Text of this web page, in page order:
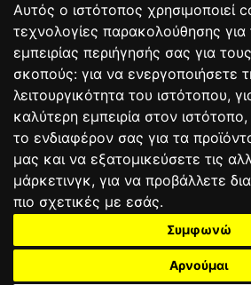
Αυτός ο ιστότοπος χρησιμοποιεί
τεχνολογίες παρακολούθησης για
εμπειρίας περιήγησής σας για
σκοπούς: για να ενεργοποιήσετε
λειτουργικότητα του ιστότοπου,
καλύτερη εμπειρία στον ιστότοπο,
το ενδιαφέρον σας για τα
μας και να εξατομικεύσετε τις
μάρκετινγκ, για να προβάλλετε
πιο σχετικές με εσάς.
Συμφωνώ
Αρνούμαι
Bαθμολογία
ΟΡΟΙ ΧΡΗΣΗΣ
ΑΓΩΝΕΣ